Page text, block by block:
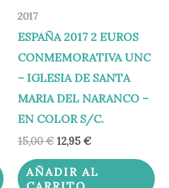
2017
ESPAÑA 2017 2 EUROS
CONMEMORATIVA UNC
– IGLESIA DE SANTA
MARIA DEL NARANCO –
EN COLOR S/C.
15,00€ 12,95 €
AÑADIR AL